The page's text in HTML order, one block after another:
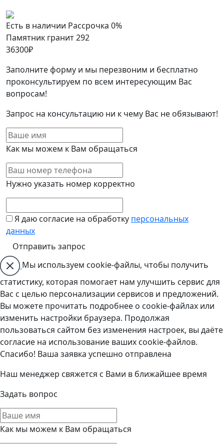
Есть в наличии Рассрочка 0%
Памятник гранит 292
36300₽
Заполните форму и мы перезвоним и бесплатно
проконсультируем по всем интересующим Вас
вопросам!
Запрос на консультацию ни к чему Вас не обязывают!
Как мы можем к Вам обращаться
Нужно указать номер корректно
Я даю согласие на обработку персональных
данных
Мы используем cookie-файлы, чтобы получить
статистику, которая помогает нам улучшить сервис для
Вас с целью персонализации сервисов и предложений.
Вы можете прочитать подробнее о cookie-файлах или
изменить настройки браузера. Продолжая
пользоваться сайтом без изменения настроек, вы даёте
согласие на использование ваших cookie-файлов.
Спасибо! Ваша заявка успешно отправлена
Наш менеджер свяжется с Вами в ближайшее время
Задать вопрос
Как мы можем к Вам обращаться